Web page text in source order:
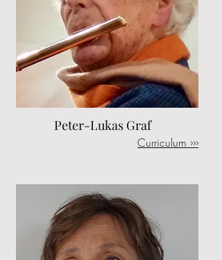
Peter-Lukas Graf
Curriculum ›››